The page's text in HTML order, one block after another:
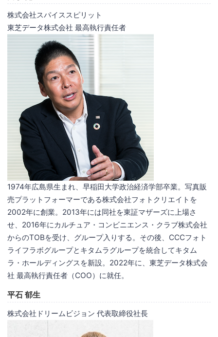
株式会社スパイススピリット
東芝データ株式会社 最高執行責任者
1974年広島県生まれ、早稲田大学政治経済学部卒業。写真販
売プラットフォーマーである株式会社フォトクリエイトを
2002年に創業。2013年には同社を東証マザーズに上場さ
せ、2016年にカルチュア・コンビニエンス・クラブ株式会社
からのTOBを受け、グループ入りする。その後、CCCフォト
ライフラボグループとキタムラグループを統合してキタム
ラ・ホールディングスを新設。2022年に、東芝データ株式会
社 最高執行責任者（COO）に就任。
平石 郁生
株式会社ドリームビジョン 代表取締役社長